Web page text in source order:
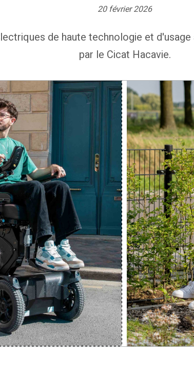
20 février 2026
de haute technologie et
par le Cicat Hacavie.